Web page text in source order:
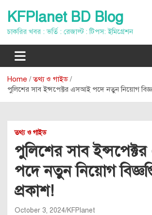
content
KFPlanet BD Blog
চাকরির খবর : ভর্তি : রেজাল্ট : টিপস: ইমিগ্রেশন
Home
তথ্য ও গাইড
পুলিশের সাব ইন্সপেক্টর এসআই পদে নতুন নিয়োগ
তথ্য ও গাইড
পুলিশের সাব
পদে নতুন নিয়োগ
প্রকাশ!
October 3, 2024 KFPlanet